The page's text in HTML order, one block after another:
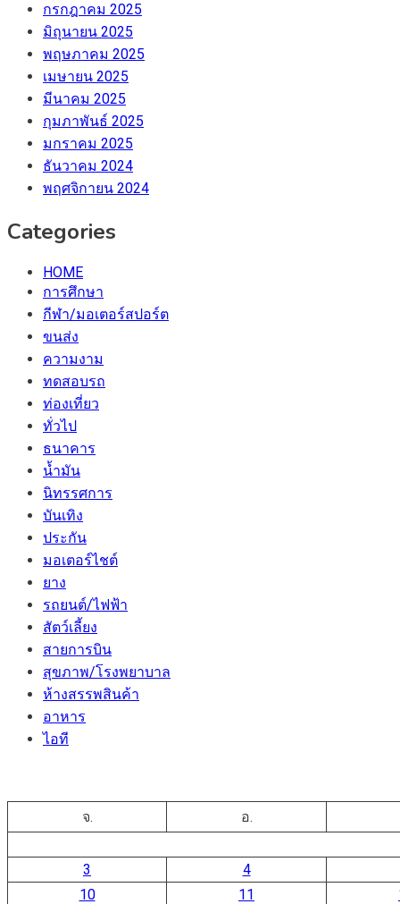
กรกฎาคม 2025
มิถุนายน 2025
พฤษภาคม 2025
เมษายน 2025
มีนาคม 2025
กุมภาพันธ์ 2025
มกราคม 2025
ธันวาคม 2024
พฤศจิกายน 2024
Categories
HOME
การศึกษา
กีฬา/มอเตอร์สปอร์ต
ขนส่ง
ความงาม
ทดสอบรถ
ท่องเที่ยว
ทั่วไป
ธนาคาร
น้ำมัน
นิทรรศการ
บันเทิง
ประกัน
มอเตอร์ไชต์
ยาง
รถยนต์/ไฟฟ้า
สัตว์เลี้ยง
สายการบิน
สุขภาพ/โรงพยาบาล
ห้างสรรพสินค้า
อาหาร
ไอที
จ. อ.
3
4
10
11